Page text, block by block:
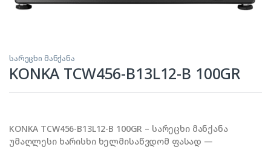
სარეცხი მანქანა
KONKA TCW456-B13L12-B 100GR
KONKA TCW456-B13L12-B 100GR – სარეცხი მანქანა
უმაღლესი ხარისხი ხელმისაწვდომ ფასად —